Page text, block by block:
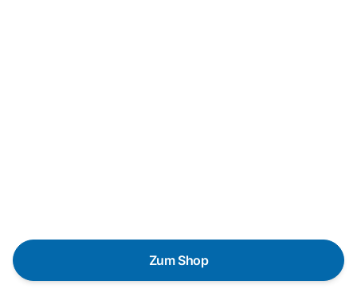
Zum Shop